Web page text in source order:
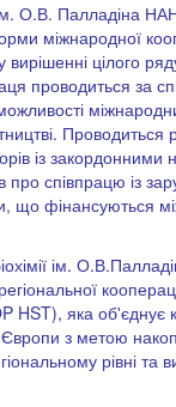
ім. О.В. Палладіна
міжнародної
вирішенні цілого
проводиться за
Проводиться
із
про співпрацю із
що фінансуються
ім.
HST), яка об'єднує
Європи з метою
рівні та